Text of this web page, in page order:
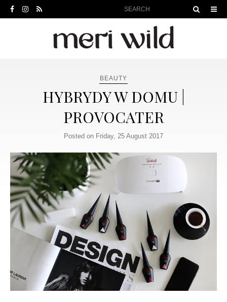
BEAUTY
HYBRYDY W DOMU |
PROVOCATER
Posted on Friday, 25 August 2017